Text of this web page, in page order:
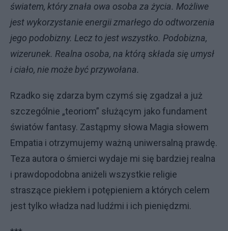
światem, który znała owa osoba za życia. Możliwe
jest wykorzystanie energii zmarłego do odtworzenia
jego podobizny. Lecz to jest wszystko. Podobizna,
wizerunek. Realna osoba, na którą składa się umysł
i ciało, nie może być przywołana.
Rzadko się zdarza bym czymś się zgadzał a już
szczególnie „teoriom” służącym jako fundament
światów fantasy. Zastąpmy słowa Magia słowem
Empatia i otrzymujemy ważną uniwersalną prawdę.
Teza autora o śmierci wydaje mi się bardziej realna
i prawdopodobna aniżeli wszystkie religie
straszące piekłem i potępieniem a których celem
jest tylko władza nad ludźmi i ich pieniędzmi.